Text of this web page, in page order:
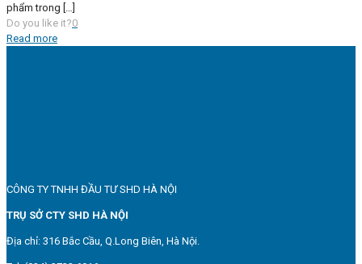
phẩm trong […]
Do you like it?0
Read more
CÔNG TY TNHH ĐẦU TƯ SHD HÀ NỘI
TRỤ SỞ CTY SHD HÀ NỘI
Địa chỉ: 316 Bắc Cầu, Q.Long Biên, Hà Nội.